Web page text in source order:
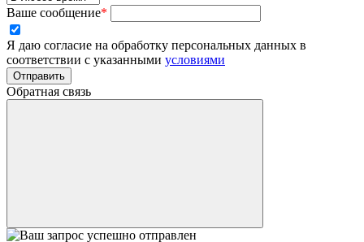
Ваше сообщение*
Я даю согласие на обработку персональных данных в
соответствии с указанными условиями
Отправить
Обратная связь